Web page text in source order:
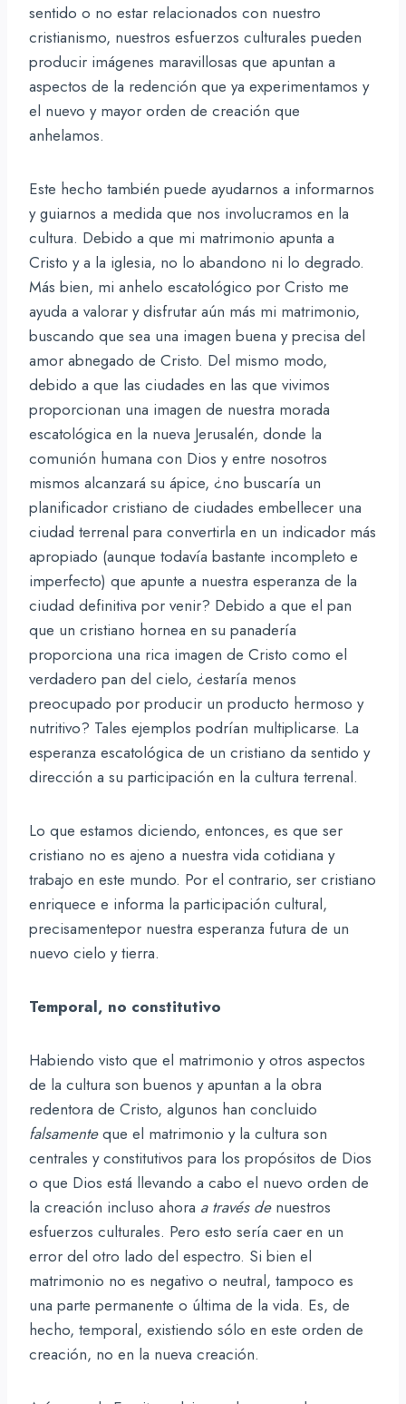
sentido o no estar relacionados con nuestro
cristianismo, nuestros esfuerzos culturales pueden
producir imágenes maravillosas que apuntan a
aspectos de la redención que ya experimentamos y
el nuevo y mayor orden de creación que
anhelamos.
Este hecho también puede ayudarnos a informarnos
y guiarnos a medida que nos involucramos en la
cultura. Debido a que mi matrimonio apunta a
Cristo y a la iglesia, no lo abandono ni lo degrado.
Más bien, mi anhelo escatológico por Cristo me
ayuda a valorar y disfrutar aún más mi matrimonio,
buscando que sea una imagen buena y precisa del
amor abnegado de Cristo. Del mismo modo,
debido a que las ciudades en las que vivimos
proporcionan una imagen de nuestra morada
escatológica en la nueva Jerusalén, donde la
comunión humana con Dios y entre nosotros
mismos alcanzará su ápice, ¿no buscaría un
planificador cristiano de ciudades embellecer una
ciudad terrenal para convertirla en un indicador más
apropiado (aunque todavía bastante incompleto e
imperfecto) que apunte a nuestra esperanza de la
ciudad definitiva por venir? Debido a que el pan
que un cristiano hornea en su panadería
proporciona una rica imagen de Cristo como el
verdadero pan del cielo, ¿estaría menos
preocupado por producir un producto hermoso y
nutritivo? Tales ejemplos podrían multiplicarse. La
esperanza escatológica de un cristiano da sentido y
dirección a su participación en la cultura terrenal.
Lo que estamos diciendo, entonces, es que ser
cristiano no es ajeno a nuestra vida cotidiana y
trabajo en este mundo. Por el contrario, ser cristiano
enriquece e informa la participación cultural,
precisamentepor nuestra esperanza futura de un
nuevo cielo y tierra.
Temporal, no constitutivo
Habiendo visto que el matrimonio y otros aspectos
de la cultura son buenos y apuntan a la obra
redentora de Cristo, algunos han concluido
falsamenteque el matrimonio y la cultura son
centrales y constitutivos para los propósitos de Dios
o que Dios está llevando a cabo el nuevo orden de
la creación incluso ahora a través denuestros
esfuerzos culturales. Pero esto sería caer en un
error del otro lado del espectro. Si bien el
matrimonio no es negativo o neutral, tampoco es
una parte permanente o última de la vida. Es, de
hecho, temporal, existiendo sólo en este orden de
creación, no en la nueva creación.